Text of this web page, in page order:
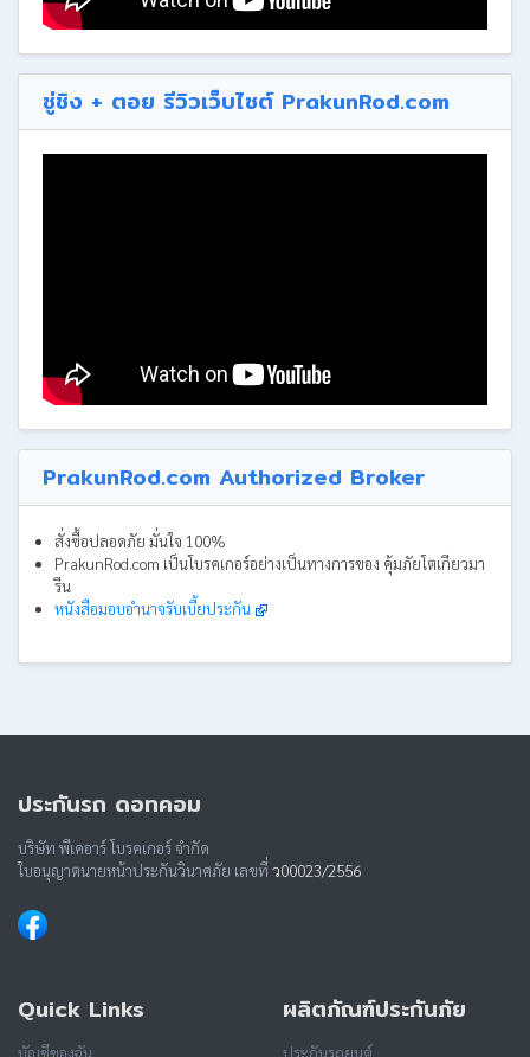
ซู่ชิง + ตอย รีวิวเว็บไซต์ PrakunRod.com
PrakunRod.com Authorized Broker
สั่งซื้อปลอดภัย มั่นใจ 100%
PrakunRod.com เป็นโบรคเกอร์อย่างเป็นทางการของ คุ้มภัยโตเกียวมา
รีน
หนังสือมอบอำนาจรับเบี้ยประกัน
ประกันรถ ดอทคอม
บริษัท พีเคอาร์ โบรคเกอร์ จำกัด
ใบอนุญาตนายหน้าประกันวินาศภัย เลขที่ ว00023/2556
Quick Links
บัญชีของฉัน
ผลิตภัณฑ์ประกันภัย
ประกันรถยนต์